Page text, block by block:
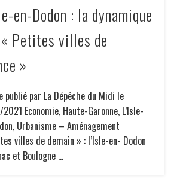
en-Dodon : la dynamique
Petites villes de
»
publié par La Dépêche du Midi le
Economie, Haute-Garonne, L’Isle-
Urbanisme – Aménagement
villes de demain » : l’Isle-en- Dodon
et Boulogne …